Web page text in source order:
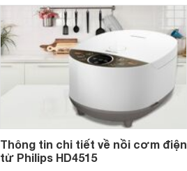
Thông tin chi tiết về nồi cơm điện
tử Philips HD4515